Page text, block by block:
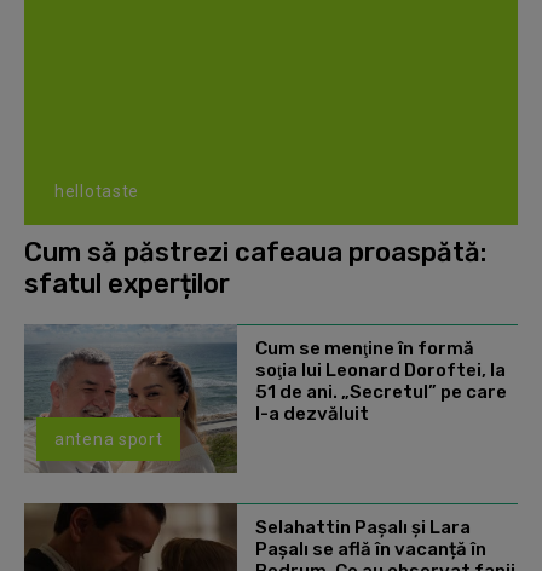
hellotaste
Cum să păstrezi cafeaua proaspătă:
sfatul experților
antena sport
Cum se menţine în formă
soţia lui Leonard Doroftei, la
51 de ani. „Secretul” pe care
l-a dezvăluit
Selahattin Paşalı și Lara
Paşalı se află în vacanță în